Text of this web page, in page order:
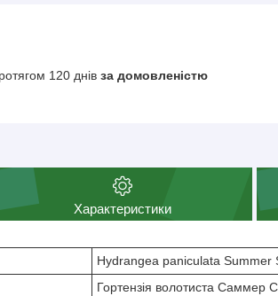
120 днів за домовленістю
Характеристики
Hydrangea paniculata Summer
Гортензія волотиста Саммер